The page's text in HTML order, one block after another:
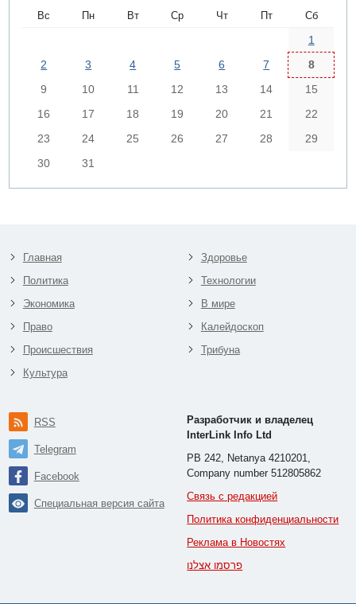
Вс Пн Вт Ср Чт Пт Сб
1
2
3 4 5 6 7
8
9
10 11 12 13 14
15
16
17 18 19 20 21
22
23
24 25 26 27 28
29
30
31
Главная
Политика
Экономика
Право
Происшествия
Культура
Здоровье
Технологии
В мире
Калейдоскоп
Трибуна
RSS
Telegram
Facebook
Специальная версия сайта
Разработчик и владелец
InterLink Info Ltd
PB 242, Netanya 4210201,
Company number 512805862
Связь с редакцией
Политика конфиденциальности
Реклама в Новостях
פרסמו אצלנו